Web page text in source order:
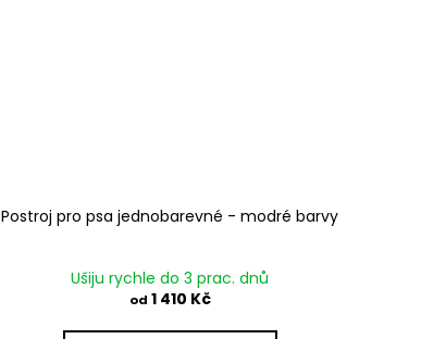
Postroj pro psa jednobarevné - modré barvy
Ušiju rychle do 3 prac. dnů
od 1 410 Kč